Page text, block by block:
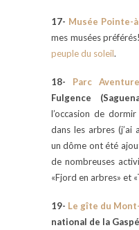
17- Musée Pointe-
mes musées
peuple du soleil.
18- Parc
Fulgence
l’occasion de
dans les arbres (j’ai
un dôme ont été
de nombreuses
«Fjord en arbres» et
19- Le gîte du
national de la